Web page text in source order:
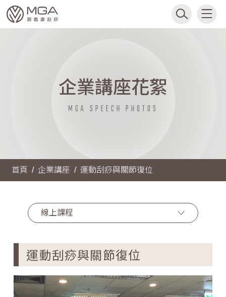
企業講座花絮
MGA SPEECH PHOTOS
首頁 企業講座 運動刮痧與關節復位
線上課程
運動刮痧與關節復位